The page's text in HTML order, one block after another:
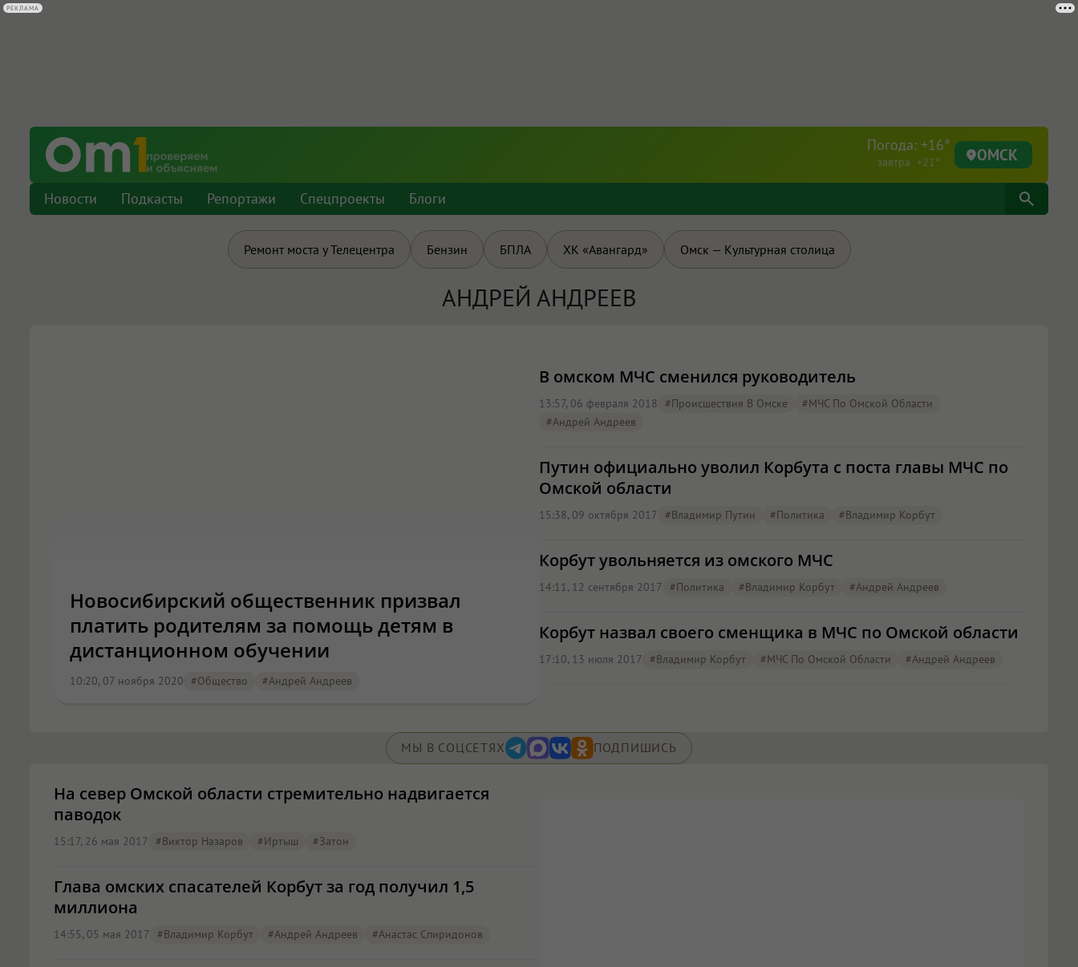
Погода: +16°
завтра +21° ОМСК
Новости Подкасты Репортажи Спецпроекты Блоги
Ремонт моста у Телецентра Бензин БПЛА ХК «Авангард» Омск — Культурная столица
АНДРЕЙ АНДРЕЕВ
Новосибирский общественник призвал
платить родителям за помощь детям в
дистанционном обучении
10:20, 07 ноября 2020 #Общество #Андрей Андреев
В омском МЧС сменился руководитель
13:57, 06 февраля 2018 #Происшествия В Омске
#МЧС По Омской Области
#Андрей Андреев
Путин официально уволил Корбута с поста главы МЧС по
Омской области
15:38, 09 октября 2017 #Владимир Путин #Политика #Владимир Корбут
Корбут увольняется из омского МЧС
14:11, 12 сентября 2017 #Политика #Владимир Корбут #Андрей Андреев
Корбут назвал своего сменщика в МЧС по Омской области
17:10, 13 июля 2017 #Владимир Корбут #МЧС По Омской Области #Андрей Андреев
МЫ В СОЦСЕТЯХ ПОДПИШИСЬ
На север Омской области стремительно надвигается
паводок
15:17, 26 мая 2017 #Виктор Назаров #Иртыш #Затон
Глава омских спасателей Корбут за год получил 1,5
миллиона
14:55, 05 мая 2017 #Владимир Корбут #Андрей Андреев #Анастас Спиридонов
РЕКЛАМА